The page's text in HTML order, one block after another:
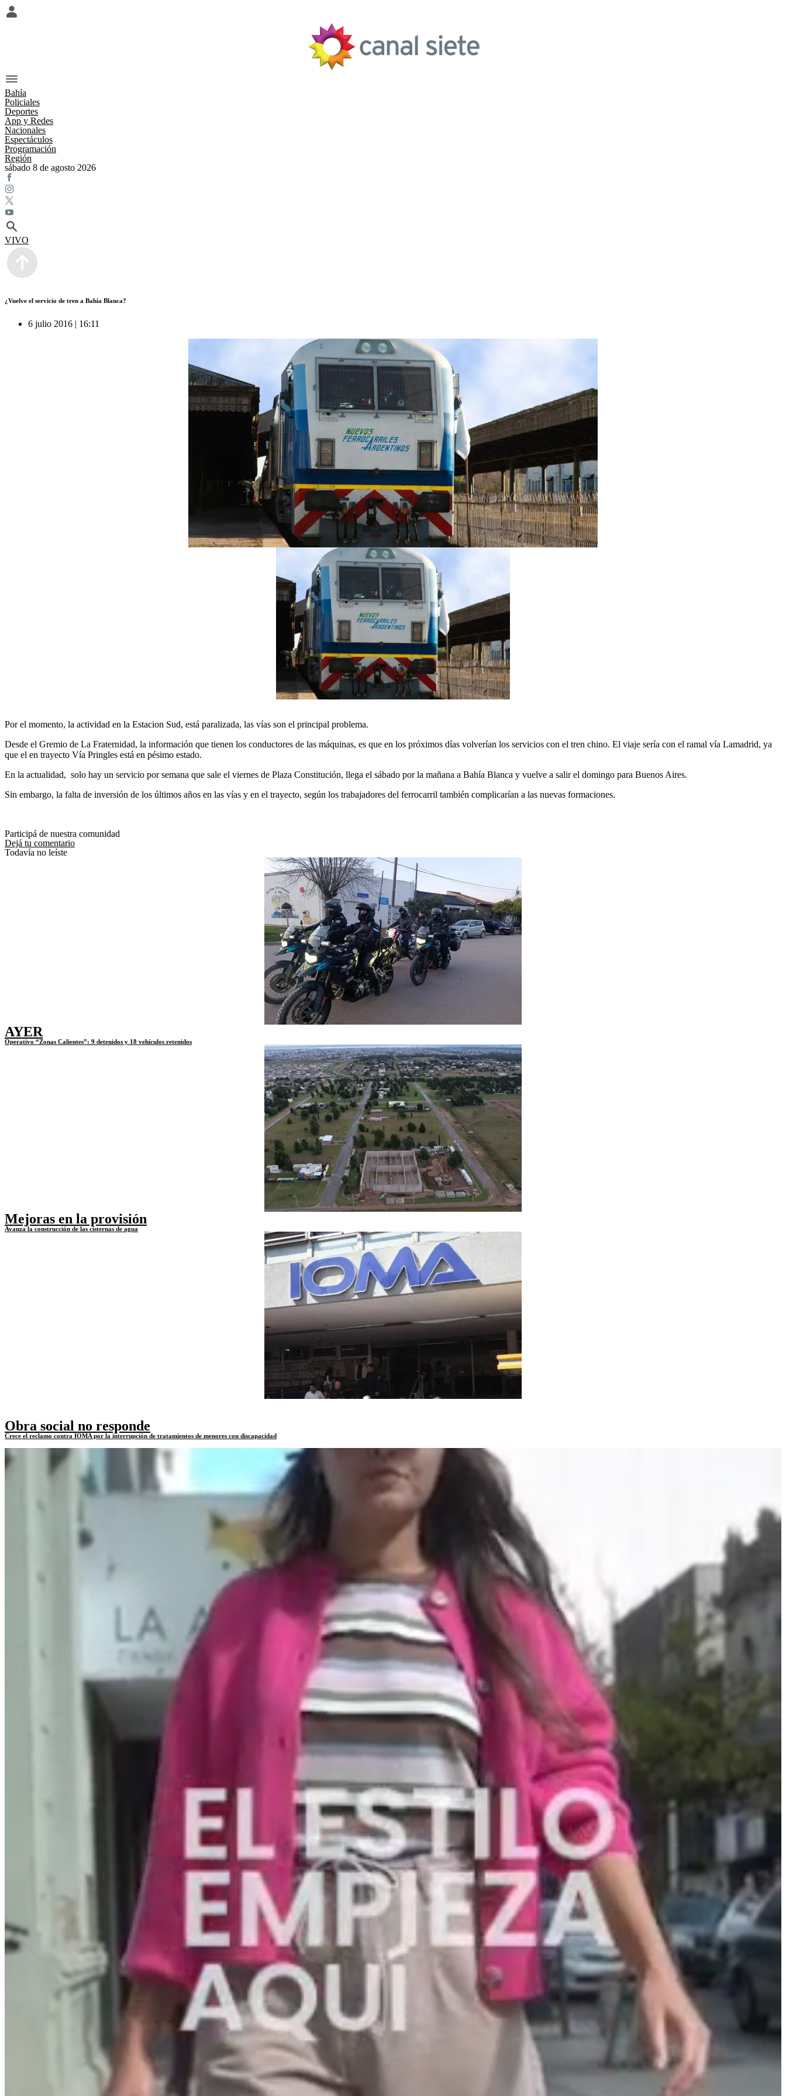
Bahía
Policiales
Deportes
App y Redes
Nacionales
Espectáculos
Programación
Región
sábado 8 de agosto 2026
VIVO
¿Vuelve el servicio de tren a Bahía Blanca?
6 julio 2016 | 16:11
Por el momento, la actividad en la Estacion Sud, está paralizada, las vías son el principal problema.
Desde el Gremio de La Fraternidad, la información que tienen los conductores de las máquinas, es que en los próximos días volverían los servicios con el tren chino. El viaje sería con el ramal vía Lamadrid, ya
que el en trayecto Vía Pringles está en pésimo estado.
En la actualidad, solo hay un servicio por semana que sale el viernes de Plaza Constitución, llega el sábado por la mañana a Bahía Blanca y vuelve a salir el domingo para Buenos Aires.
Sin embargo, la falta de inversión de los últimos años en las vías y en el trayecto, según los trabajadores del ferrocarril también complicarían a las nuevas formaciones.
Participá de nuestra comunidad
Dejá tu comentario
Todavía no leíste
AYER
Operativo “Zonas Calientes”: 9 detenidos y 18 vehículos retenidos
Mejoras en la provisión
Avanza la construcción de las cisternas de agua
Obra social no responde
Crece el reclamo contra IOMA por la interrupción de tratamientos de menores con discapacidad